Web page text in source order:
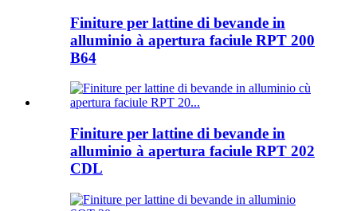
Finiture per lattine di bevande in
alluminio à apertura faciule RPT 200
B64
Finiture per lattine di bevande in
alluminio à apertura faciule RPT 202
CDL